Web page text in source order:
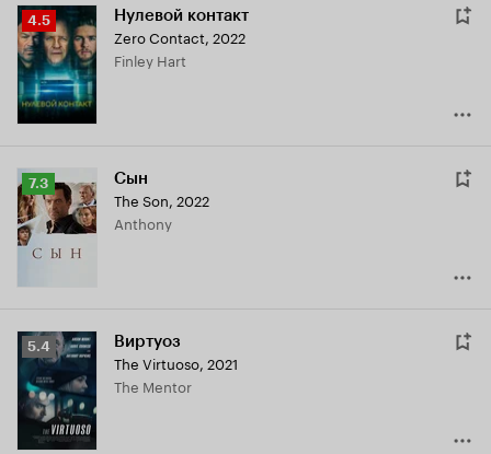
Рейтинг
Кинопоиска
4.5
4.5 Нулевой контакт
Zero Contact, 2022
Finley Hart
Рейтинг
Кинопоиска
7.3
7.3 Сын
The Son, 2022
Anthony
Рейтинг
Кинопоиска
5.4
5.4 Виртуоз
The Virtuoso, 2021
The Mentor